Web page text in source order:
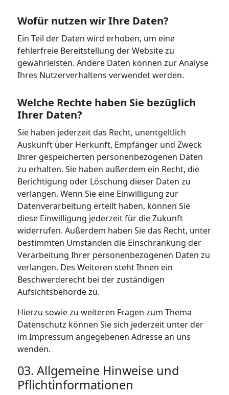
Wofür nutzen wir Ihre Daten?
Ein Teil der Daten wird erhoben, um eine
fehlerfreie Bereitstellung der Website zu
gewährleisten. Andere Daten können zur Analyse
Ihres Nutzerverhaltens verwendet werden.
Welche Rechte haben Sie bezüglich
Ihrer Daten?
Sie haben jederzeit das Recht, unentgeltlich
Auskunft über Herkunft, Empfänger und Zweck
Ihrer gespeicherten personenbezogenen Daten
zu erhalten. Sie haben außerdem ein Recht, die
Berichtigung oder Löschung dieser Daten zu
verlangen. Wenn Sie eine Einwilligung zur
Datenverarbeitung erteilt haben, können Sie
diese Einwilligung jederzeit für die Zukunft
widerrufen. Außerdem haben Sie das Recht, unter
bestimmten Umständen die Einschränkung der
Verarbeitung Ihrer personenbezogenen Daten zu
verlangen. Des Weiteren steht Ihnen ein
Beschwerderecht bei der zuständigen
Aufsichtsbehörde zu.
Hierzu sowie zu weiteren Fragen zum Thema
Datenschutz können Sie sich jederzeit unter der
im Impressum angegebenen Adresse an uns
wenden.
03. Allgemeine Hinweise und
Pflichtinformationen